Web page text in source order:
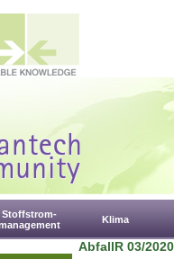
Stoffstrom-
Klima
AbfallR 03/2020